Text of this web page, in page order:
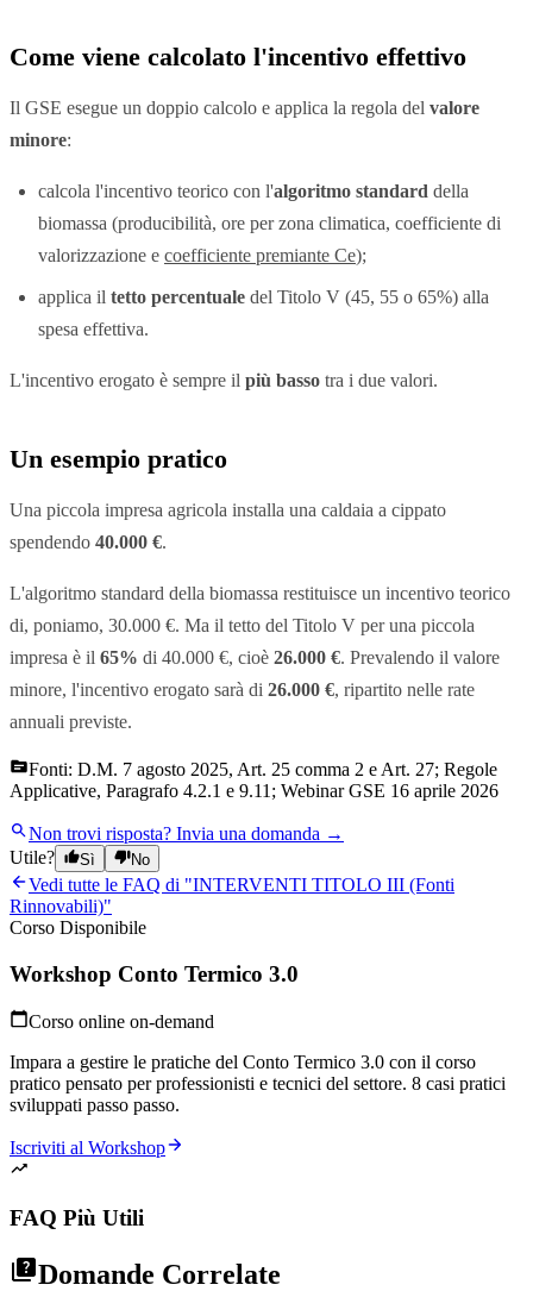
Come viene calcolato l'incentivo effettivo
Il GSE esegue un doppio calcolo e applica la regola del valore
minore:
calcola l'incentivo teorico con l'algoritmo standard della
biomassa (producibilità, ore per zona climatica, coefficiente di
valorizzazione e coefficiente premiante Ce);
applica il tetto percentuale del Titolo V (45, 55 o 65%) alla
spesa effettiva.
L'incentivo erogato è sempre il più basso tra i due valori.
Un esempio pratico
Una piccola impresa agricola installa una caldaia a cippato
spendendo 40.000 €.
L'algoritmo standard della biomassa restituisce un incentivo teorico
di, poniamo, 30.000 €. Ma il tetto del Titolo V per una piccola
impresa è il 65% di 40.000 €, cioè 26.000 €. Prevalendo il valore
minore, l'incentivo erogato sarà di 26.000 €, ripartito nelle rate
annuali previste.
Fonti: D.M. 7 agosto 2025, Art. 25 comma 2 e Art. 27; Regole
Applicative, Paragrafo 4.2.1 e 9.11; Webinar GSE 16 aprile 2026
Non trovi risposta? Invia una domanda →
Utile?
Sì No
Vedi tutte le FAQ di "INTERVENTI TITOLO III (Fonti
Rinnovabili)"
Corso Disponibile
Workshop Conto Termico 3.0
Corso online on-demand
Impara a gestire le pratiche del Conto Termico 3.0 con il corso
pratico pensato per professionisti e tecnici del settore. 8 casi pratici
sviluppati passo passo.
Iscriviti al Workshop
FAQ Più Utili
Domande Correlate